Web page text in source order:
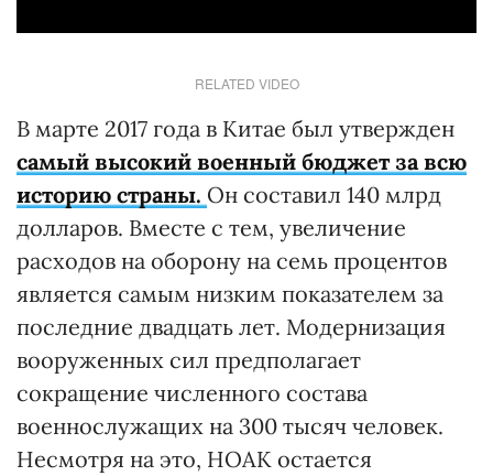
RELATED VIDEO
В марте 2017 года в Китае был утвержден
самый высокий военный бюджет за всю
историю страны. Он составил 140 млрд
долларов. Вместе с тем, увеличение
расходов на оборону на семь процентов
является самым низким показателем за
последние двадцать лет. Модернизация
вооруженных сил предполагает
сокращение численного состава
военнослужащих на 300 тысяч человек.
Несмотря на это, НОАК остается